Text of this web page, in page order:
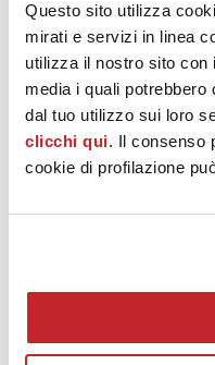
Questo sito utilizza
mirati e servizi in linea
utilizza il nostro sito con
media i quali
dal tuo utilizzo sui loro
clicchi qui. Il consenso
cookie di profilazione
ATLAS CONCORDE
ATLAS CONCORDE